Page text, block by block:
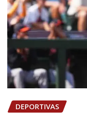
DEPORTIVAS